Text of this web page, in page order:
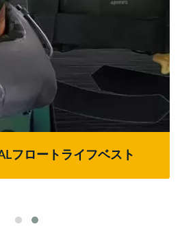
フロートライフベスト